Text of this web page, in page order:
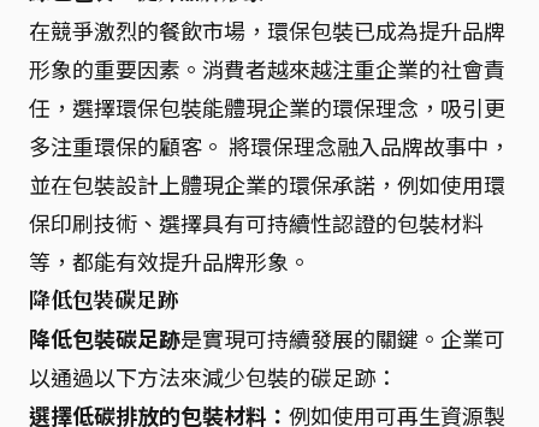
在競爭激烈的餐飲市場，環保包裝已成為提升品牌
形象的重要因素。消費者越來越注重企業的社會責
任，選擇環保包裝能體現企業的環保理念，吸引更
多注重環保的顧客。 將環保理念融入品牌故事中，
並在包裝設計上體現企業的環保承諾，例如使用環
保印刷技術、選擇具有可持續性認證的包裝材料
等，都能有效提升品牌形象。
降低包裝碳足跡
降低包裝碳足跡是實現可持續發展的關鍵。企業可
以通過以下方法來減少包裝的碳足跡：
選擇低碳排放的包裝材料： 例如使用可再生資源製